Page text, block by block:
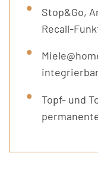
Stop&Go,
Recall-
Topf- und